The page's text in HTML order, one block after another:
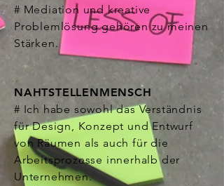
# Mediation und kreative
Problemlösung gehören zu meinen
Stärken.
NAHTSTELLENMENSCH
# Ich habe sowohl das Verständnis
für Design, Konzept und Entwurf
von Räumen als auch für die
Arbeitsprozesse innerhalb der
Unternehmen.